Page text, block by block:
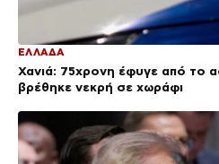
ΕΛΛΑΔΑ
Χανιά: 75χρονη έφυγε από το
βρέθηκε νεκρή σε χωράφι